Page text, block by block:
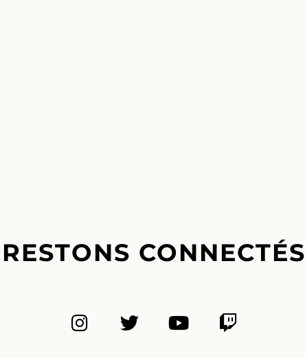
RESTONS CONNECTÉS